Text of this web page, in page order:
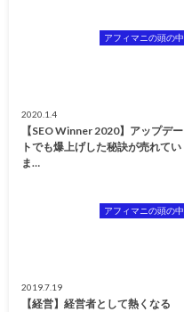
アフィマニの頭の中
2020.1.4
【SEO Winner 2020】アップデー
トでも爆上げした秘訣が売れてい
ま…
アフィマニの頭の中
2019.7.19
【経営】経営者として熱くなる